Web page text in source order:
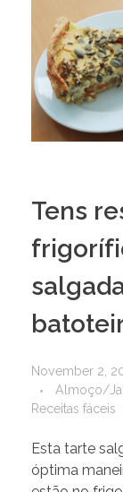
Tens
November 2,
Almoço/
Receitas fáceis
Esta tarte
óptima